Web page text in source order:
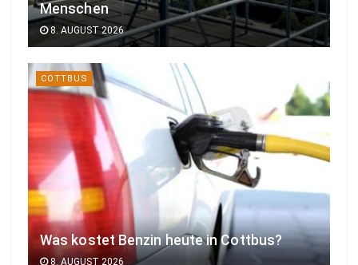
Menschen
8. AUGUST 2026
COTTBUS
Was kostet Benzin heute in Cottbus?
8. AUGUST 2026